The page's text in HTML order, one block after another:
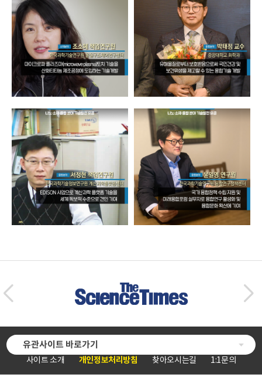
사이트 소개 개인정보처리방침 찾아오시는길 1:1문의
유관사이트 바로가기